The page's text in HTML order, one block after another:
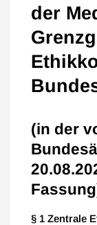
der
(in der
§ 1 Zentrale